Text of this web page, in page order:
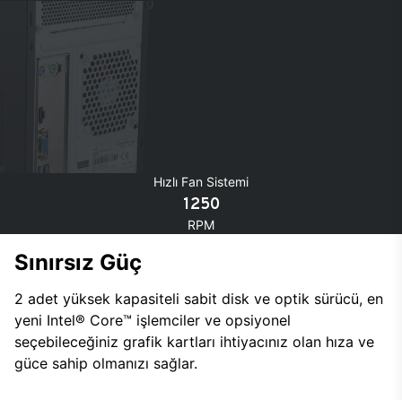
Hızlı Fan Sistemi
1250
RPM
Sınırsız Güç
2 adet yüksek kapasiteli sabit disk ve optik sürücü, en
yeni Intel® Core™ işlemciler ve opsiyonel
seçebileceğiniz grafik kartları ihtiyacınız olan hıza ve
güce sahip olmanızı sağlar.